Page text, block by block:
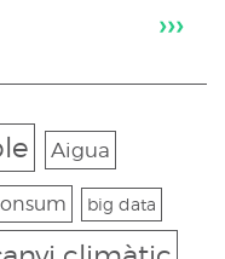
›››
Aigua
big data